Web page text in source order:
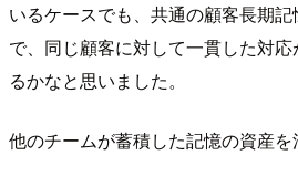
いるケースでも、共通の顧客長期
で、同じ顧客に対して一貫した対
るかなと思いました。
他のチームが蓄積した記憶の資産を